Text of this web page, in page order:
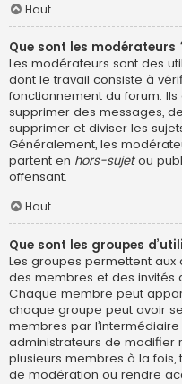
Haut
Que sont les modérateurs
Les modérateurs sont des
dont le travail consiste à
fonctionnement du forum.
supprimer des messages,
supprimer et diviser les
Généralement, les
partent en hors-sujetou
offensant.
Haut
Que sont les groupes
Les groupes permettent aux
des membres et des invités
Chaque membre peut
chaque groupe peut avoir
membres par
administrateurs de modifier
plusieurs membres à la fois,
de modération ou rendre